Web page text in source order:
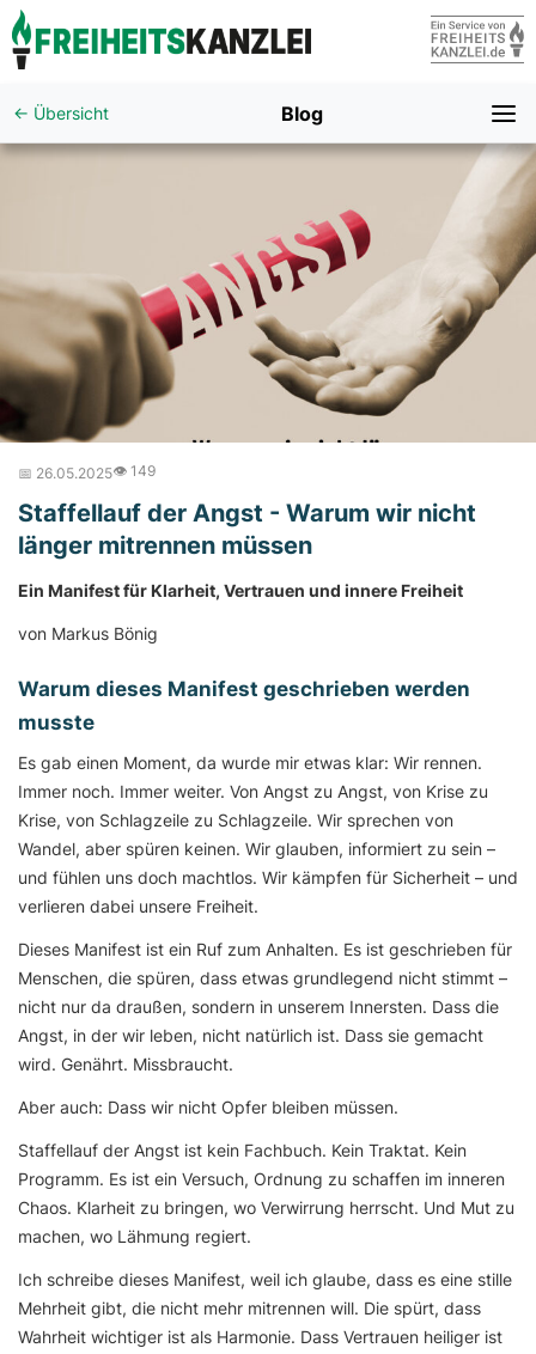
← Übersicht Blog
📅 26.05.2025👁️ 149
Staffellauf der Angst - Warum wir nicht
länger mitrennen müssen
Ein Manifest für Klarheit, Vertrauen und innere Freiheit
von Markus Bönig
Warum dieses Manifest geschrieben werden
musste
Es gab einen Moment, da wurde mir etwas klar: Wir rennen.
Immer noch. Immer weiter. Von Angst zu Angst, von Krise zu
Krise, von Schlagzeile zu Schlagzeile. Wir sprechen von
Wandel, aber spüren keinen. Wir glauben, informiert zu sein –
und fühlen uns doch machtlos. Wir kämpfen für Sicherheit – und
verlieren dabei unsere Freiheit.
Dieses Manifest ist ein Ruf zum Anhalten. Es ist geschrieben für
Menschen, die spüren, dass etwas grundlegend nicht stimmt –
nicht nur da draußen, sondern in unserem Innersten. Dass die
Angst, in der wir leben, nicht natürlich ist. Dass sie gemacht
wird. Genährt. Missbraucht.
Aber auch: Dass wir nicht Opfer bleiben müssen.
Staffellauf der Angst ist kein Fachbuch. Kein Traktat. Kein
Programm. Es ist ein Versuch, Ordnung zu schaffen im inneren
Chaos. Klarheit zu bringen, wo Verwirrung herrscht. Und Mut zu
machen, wo Lähmung regiert.
Ich schreibe dieses Manifest, weil ich glaube, dass es eine stille
Mehrheit gibt, die nicht mehr mitrennen will. Die spürt, dass
Wahrheit wichtiger ist als Harmonie. Dass Vertrauen heiliger ist